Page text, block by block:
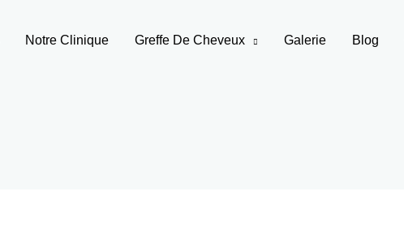
Notre Clinique Greffe De Cheveux Galerie Blog